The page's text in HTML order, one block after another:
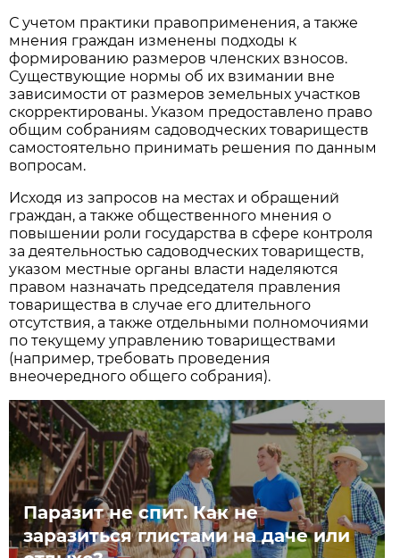
С учетом практики правоприменения, а также
мнения граждан изменены подходы к
формированию размеров членских взносов.
Существующие нормы об их взимании вне
зависимости от размеров земельных участков
скорректированы. Указом предоставлено право
общим собраниям садоводческих товариществ
самостоятельно принимать решения по данным
вопросам.
Исходя из запросов на местах и обращений
граждан, а также общественного мнения о
повышении роли государства в сфере контроля
за деятельностью садоводческих товариществ,
указом местные органы власти наделяются
правом назначать председателя правления
товарищества в случае его длительного
отсутствия, а также отдельными полномочиями
по текущему управлению товариществами
(например, требовать проведения
внеочередного общего собрания).
Паразит не спит. Как не
заразиться глистами на даче или